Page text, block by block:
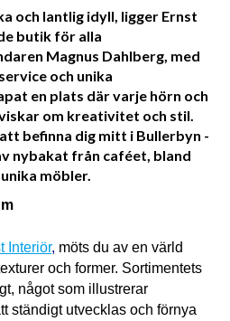
och lantlig idyll, ligger Ernst
butik för alla
Magnus Dahlberg, med
och unika
en plats där varje hörn och
om kreativitet och stil.
befinna dig mitt i Bullerbyn -
nybakat från caféet, bland
möbler.
Interiör, möts du av en värld
och former. Sortimentets
något som illustrerar
ständigt utvecklas och förnya